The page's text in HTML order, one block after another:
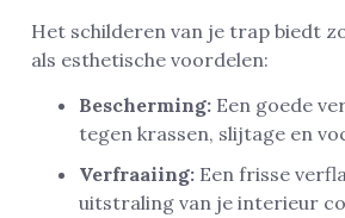
Het schilderen van je trap biedt
als esthetische voordelen:
Bescherming: Een goede
tegen krassen, slijtage en
Verfraaiing: Een frisse
uitstraling van je interieur